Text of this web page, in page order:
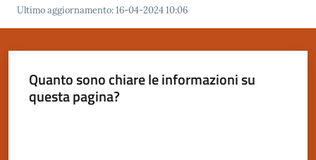
Dozza
Ultimo aggiornamento:16-04-2024 10:06
Quanto sono chiare le informazioni su
questa pagina?